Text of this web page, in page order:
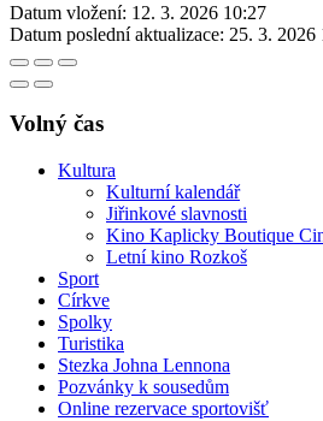
Datum vložení: 12. 3. 2026 10:27
Datum poslední aktualizace: 25. 3. 2026
Volný čas
Kultura
Kulturní kalendář
Jiřinkové slavnosti
Kino Kaplicky Boutique
Letní kino Rozkoš
Sport
Církve
Spolky
Turistika
Stezka Johna Lennona
Pozvánky k sousedům
Online rezervace sportovišť